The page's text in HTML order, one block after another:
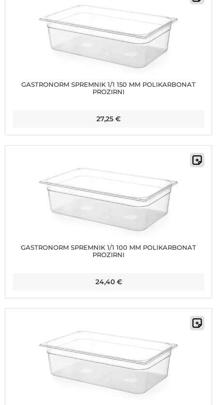
GASTRONORM SPREMNIK 1/1 150 MM POLIKARBONAT
PROZIRNI
27,25 €
GASTRONORM SPREMNIK 1/1 100 MM POLIKARBONAT
PROZIRNI
24,40 €